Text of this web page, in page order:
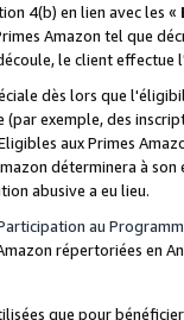
4(b) en lien avec les «
Amazon tel que
le client
dès lors que
exemple, des
aux Primes
déterminera à
abusive a eu lieu.
au
répertoriées en
que pour